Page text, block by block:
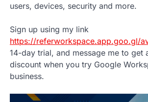
users, devices, security and more.
Sign up using my link
https://referworkspace.app.goo.gl/
14-day trial, and message me to get
discount when you try Google
business.